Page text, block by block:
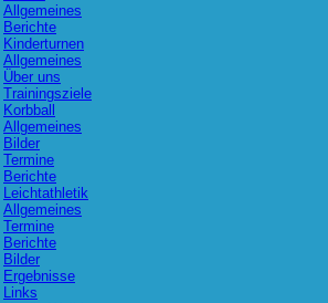
Allgemeines
Berichte
Kinderturnen
Allgemeines
Über uns
Trainingsziele
Korbball
Allgemeines
Bilder
Termine
Berichte
Leichtathletik
Allgemeines
Termine
Berichte
Bilder
Ergebnisse
Links